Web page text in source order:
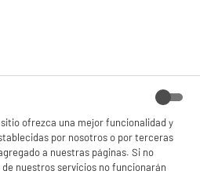
: Batería
ofrezca una mejor funcionalidad y
por nosotros o por terceras
a nuestras páginas. Si no
nuestros servicios no funcionarán